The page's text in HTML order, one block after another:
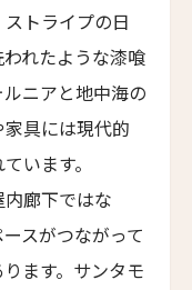
テル
トライプの日
れたような漆喰
ニアと地中海の
具には現代的
います。
廊下ではな
スがつながって
ます。サンタモ